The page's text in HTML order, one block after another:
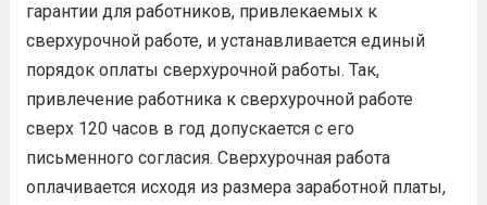
гарантии для работников, привлекаемых к
сверхурочной работе, и устанавливается единый
порядок оплаты сверхурочной работы. Так,
привлечение работника к сверхурочной работе
сверх 120 часов в год допускается с его
письменного согласия. Сверхурочная работа
оплачивается исходя из размера заработной платы,